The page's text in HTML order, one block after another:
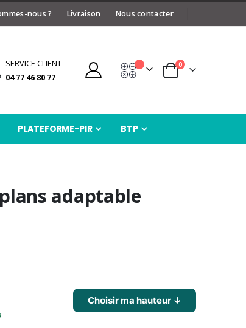
nous ? Livraison Nous contacter
SERVICE CLIENT
04 77 46 80 77
Panier
0articles
Devis
PLATEFORME-PIR BTP
adaptable
Choisir ma hauteur ↓